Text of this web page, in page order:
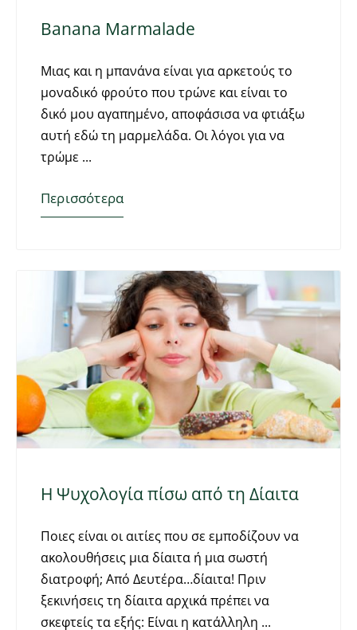
Banana Marmalade
Μιας και η μπανάνα είναι για αρκετούς το
μοναδικό φρούτο που τρώνε και είναι το
δικό μου αγαπημένο, αποφάσισα να φτιάξω
αυτή εδώ τη μαρμελάδα. Οι λόγοι για να
τρώμε
Περισσότερα
Η Ψυχολογία πίσω από τη Δίαιτα
Ποιες είναι οι αιτίες που σε εμποδίζουν να
ακολουθήσεις μια δίαιτα ή μια σωστή
διατροφή; Από Δευτέρα…δίαιτα! Πριν
ξεκινήσεις τη δίαιτα αρχικά πρέπει να
σκεφτείς τα εξής: Είναι η κατάλληλη